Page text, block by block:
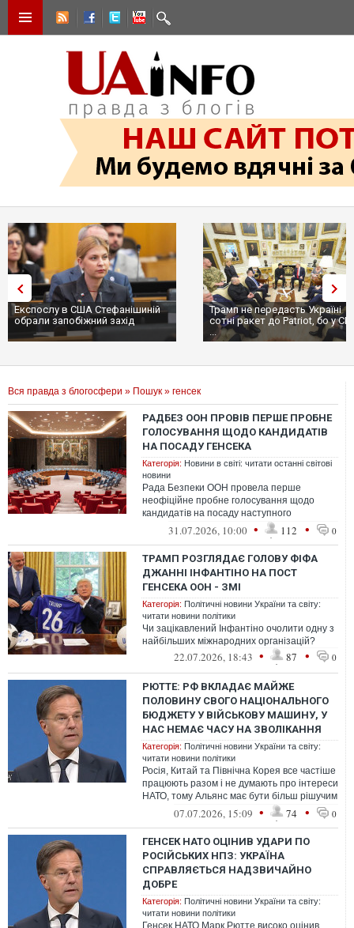
Експослу в США Стефанішиній
обрали запобіжний захід
Трамп не передасть Україні
сотні ракет до Patriot, бо у
...
Вся правда з блогосфери » Пошук » генсек
РАДБЕЗ ООН ПРОВІВ ПЕРШЕ ПРОБНЕ
ГОЛОСУВАННЯ ЩОДО КАНДИДАТІВ
НА ПОСАДУ ГЕНСЕКА
Категорія: Новини в світі: читати останні світові
новини
Рада Безпеки ООН провела перше
неофіційне пробне голосування щодо
кандидатів на посаду наступного
генерального секретаря організації.
31.07.2026, 10:00 • 112 • 0
ТРАМП РОЗГЛЯДАЄ ГОЛОВУ ФІФА
ДЖАННІ ІНФАНТІНО НА ПОСТ
ГЕНСЕКА ООН - ЗМІ
Категорія: Політичні новини України та світу:
читати новини політики
Чи зацікавлений Інфантіно очолити одну з
найбільших міжнародних організацій?
22.07.2026, 18:43 • 87 • 0
РЮТТЕ: РФ ВКЛАДАЄ МАЙЖЕ
ПОЛОВИНУ СВОГО НАЦІОНАЛЬНОГО
БЮДЖЕТУ У ВІЙСЬКОВУ МАШИНУ, У
НАС НЕМАЄ ЧАСУ НА ЗВОЛІКАННЯ
Категорія: Політичні новини України та світу:
читати новини політики
Росія, Китай та Північна Корея все частіше
працюють разом і не думають про інтереси
НАТО, тому Альянс має бути більш рішучим
і діяти разом07.07.2026, 15:09 • 74 • 0
ГЕНСЕК НАТО ОЦІНИВ УДАРИ ПО
РОСІЙСЬКИХ НПЗ: УКРАЇНА
СПРАВЛЯЄТЬСЯ НАДЗВИЧАЙНО
ДОБРЕ
Категорія: Політичні новини України та світу:
читати новини політики
Генсек НАТО Марк Рютте високо оцінив